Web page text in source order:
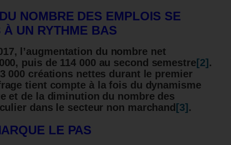
NOMBRE DES EMPLOIS SE
À UN RYTHME BAS
l’augmentation du nombre net
puis de 114 000 au second semestre [2] .
000 créations nettes durant le premier
tient compte à la fois du dynamisme
et de la diminution du nombre des
dans le secteur non marchand [3] .
LE PAS